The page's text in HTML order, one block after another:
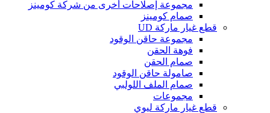
مجموعة إصلاحات أخرى من شركة كومينز
صمام كومينز
قطع غيار ماركة UD
مجموعة حاقن الوقود
فوهة الحقن
صمام الحقن
صامولة حاقن الوقود
صمام الملف اللولبي
مجموعات
قطع غيار ماركة ليوي